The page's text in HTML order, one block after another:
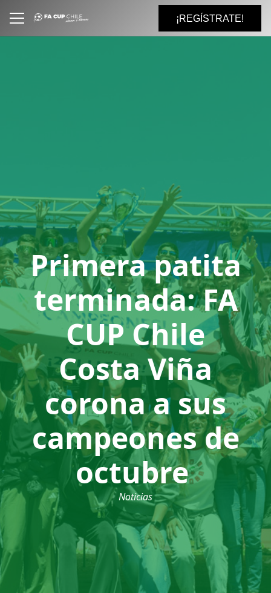
¡REGÍSTRATE!
Primera patita
terminada: FA
CUP Chile
Costa Viña
corona a sus
campeones de
octubre
Noticias